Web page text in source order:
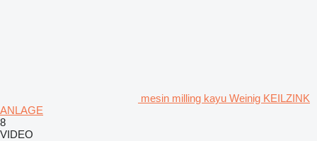
mesin milling kayu Weinig KEILZINK
ANLAGE
8
VIDEO